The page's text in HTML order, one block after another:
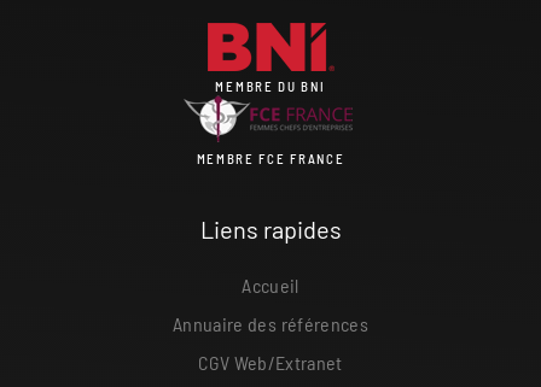
MEMBRE DU BNI
MEMBRE FCE FRANCE
Liens rapides
Accueil
Annuaire des références
CGV Web/Extranet